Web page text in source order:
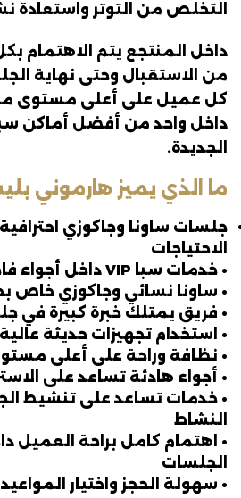
التخلص من التوتر
داخل المنتجع يتم الاهتمام
من الاستقبال وحتى نهاية
كل عميل على أعلى مستوى من
داخل واحد من أفضل أماكن سبا
الجديدة.
ما الذي يميز هارموني
جلسات ساونا وجاكوزي
الاحتياجات
• خدمات سبا VIP داخل أجواء فاخرة ومريحة
• ساونا نسائي وجاكوزي خاص
• فريق يمتلك خبرة كبيرة في
• استخدام تجهيزات حديثة
• نظافة وراحة على أعلى
• أجواء هادئة تساعد على
• خدمات تساعد على تنشيط
النشاط
• اهتمام كامل براحة العميل
الجلسات
• سهولة الحجز واختيار